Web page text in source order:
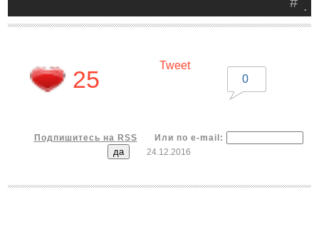
.
25
Tweet
0
Подпишитесь на RSS
Или по e-mail:
24.12.2016